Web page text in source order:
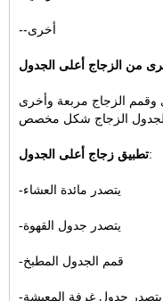
وقمم الزجاج مربعة وأخرى
الزجاج شكل مخصص
تطبيق زجاج أعلى الجدول: